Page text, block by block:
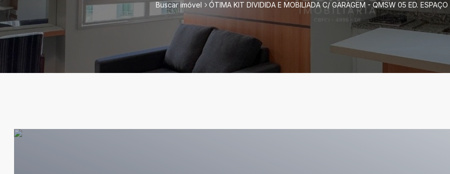
Buscar imóvel ÓTIMA KIT DIVIDIDA E MOBILIADA C/ GARAGEM - QMSW 05 ED.